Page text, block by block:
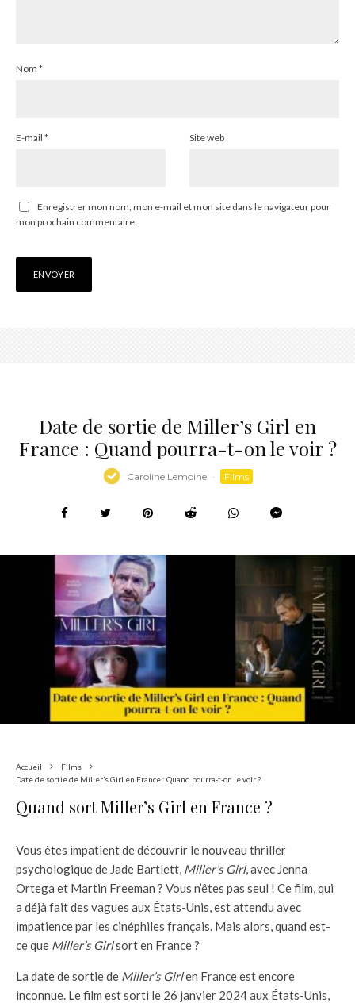
Nom *
E-mail * Site web
Enregistrer mon nom, mon e-mail et mon site dans le navigateur pour
mon prochain commentaire.
Date de sortie de Miller’s Girl en
France : Quand pourra-t-on le voir ?
Caroline Lemoine · Films
Accueil
Films
Date de sortie de Miller’s Girl en France : Quand pourra-t-on le voir ?
Quand sort Miller’s Girl en France ?
Vous êtes impatient de découvrir le nouveau thriller
psychologique de Jade Bartlett, Miller’s Girl, avec Jenna
Ortega et Martin Freeman ? Vous n’êtes pas seul ! Ce film, qui
a déjà fait des vagues aux États-Unis, est attendu avec
impatience par les cinéphiles français. Mais alors, quand est-
ce que Miller’s Girlsort en France ?
La date de sortie de Miller’s Girlen France est encore
inconnue. Le film est sorti le 26 janvier 2024 aux États-Unis,